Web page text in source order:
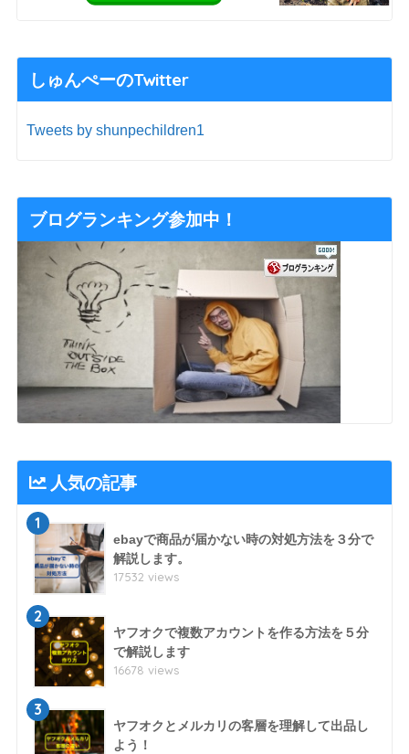
しゅんぺーのTwitter
Tweets by shunpechildren1
ブログランキング参加中！
人気の記事
1
ebayで商品が届かない時の対処方法を３分で
解説します。
17532 views
2
ヤフオクで複数アカウントを作る方法を５分
で解説します
16678 views
3
ヤフオクとメルカリの客層を理解して出品し
よう！